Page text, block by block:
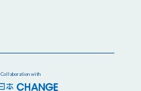
Collaboration with